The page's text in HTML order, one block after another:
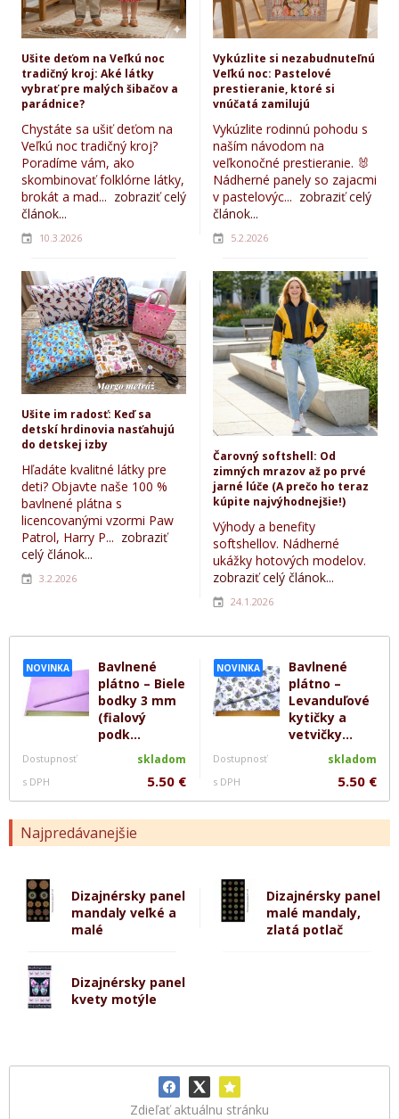
NOVINKA
Bavlnené
plátno – Biele
bodky 3 mm
(fialový
podk...
Dostupnosť skladom
s DPH 5.50 €
NOVINKA
Bavlnené
plátno –
Levanduľové
kytičky a
vetvičky...
Dostupnosť skladom
s DPH 5.50 €
Najpredávanejšie
Dizajnérsky panel
mandaly veľké a
malé
Dizajnérsky panel
malé mandaly,
zlatá potlač
Dizajnérsky panel
kvety motýle
Zdieľať aktuálnu stránku
Ušite deťom na Veľkú noc
tradičný kroj: Aké látky
vybrať pre malých šibačov a
parádnice?
Chystáte sa ušiť deťom na
Veľkú noc tradičný kroj?
Poradíme vám, ako
skombinovať folklórne látky,
brokát a mad... zobraziť celý
článok...
10.3.2026
Vykúzlite si nezabudnuteľnú
Veľkú noc: Pastelové
prestieranie, ktoré si
vnúčatá zamilujú
Vykúzlite rodinnú pohodu s
naším návodom na
veľkonočné prestieranie. 🐰
Nádherné panely so zajacmi
v pastelovýc... zobraziť celý
článok...
5.2.2026
Ušite im radosť: Keď sa
detskí hrdinovia nasťahujú
do detskej izby
Hľadáte kvalitné látky pre
deti? Objavte naše 100 %
bavlnené plátna s
licencovanými vzormi Paw
Patrol, Harry P... zobraziť
celý článok...
3.2.2026
Čarovný softshell: Od
zimných mrazov až po prvé
jarné lúče (A prečo ho teraz
kúpite najvýhodnejšie!)
Výhody a benefity
softshellov. Nádherné
ukážky hotových modelov.
zobraziť celý článok...
24.1.2026